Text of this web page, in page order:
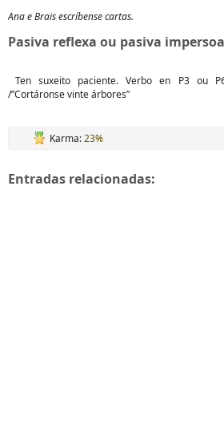
Ana e Brais escríbense cartas.
Pasiva reflexa ou pasiva
Ten suxeito paciente. Verbo en P3 ou
/”Cortáronse vinte árbores”
Karma:23%
Entradas relacionadas: